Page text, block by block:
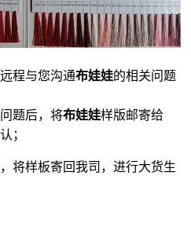
程与您沟通布娃娃的相关问题
题后，将布娃娃样版邮寄给
；
将样板寄回我司，进行大货生